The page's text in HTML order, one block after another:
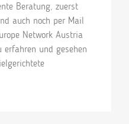
Beratung, zuerst
auch noch per Mail
Network Austria
erfahren und gesehen